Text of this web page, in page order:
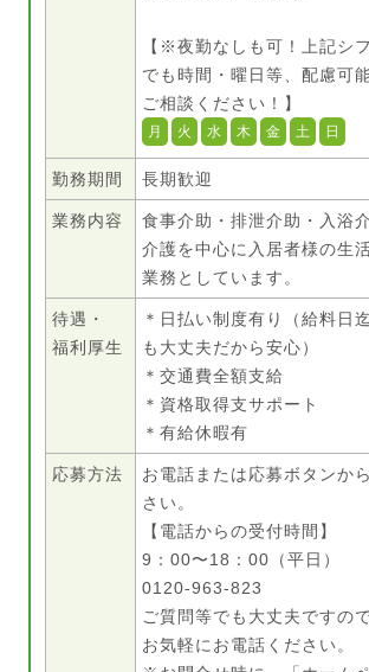
【※夜勤なしも可！上記シ
でも時間・曜日等、配慮可
ご相談ください！】
月 火 水 木 金 土 日
勤務期間 長期歓迎
業務内容
食事介助・排泄介助・入浴
介護を中心に入居者様の生
業務としています。
待遇・
福利厚生
＊日払い制度有り（給料日
も大丈夫だから安心）
＊交通費全額支給
＊資格取得支サポート
＊有給休暇有
応募方法
お電話または応募ボタンか
さい。
【電話からの受付時間】
9：00〜18：00（平日）
0120-963-823
ご質問等でも大丈夫ですので
お気軽にお電話ください。